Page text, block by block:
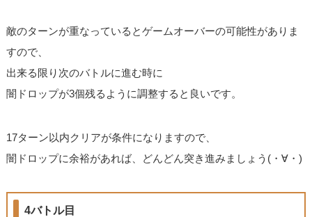
敵のターンが重なっているとゲームオーバーの可能性がありま
すので、
出来る限り次のバトルに進む時に
闇ドロップが3個残るように調整すると良いです。
17ターン以内クリアが条件になりますので、
闇ドロップに余裕があれば、どんどん突き進みましょう(・∀・)
4バトル目